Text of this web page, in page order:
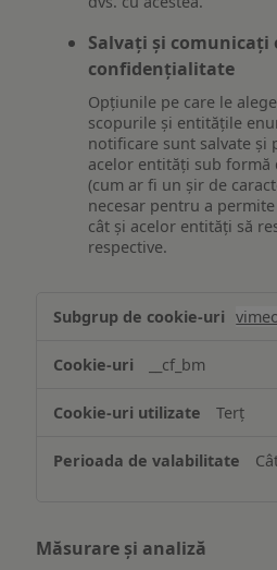
Salvați și comunicați
confidențialitate
Opțiunile pe care le
scopurile și entitățile
notificare sunt salvate și
acelor entități sub formă
(cum ar fi un șir de
necesar pentru a
cât și acelor entități să
respective.
Asigurarea
funcționalităților
website-
ului
__cf_bm
Terț
Măsurare și analiză